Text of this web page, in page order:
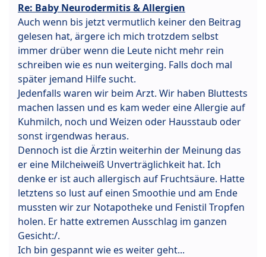
Re: Baby Neurodermitis & Allergien
Auch wenn bis jetzt vermutlich keiner den Beitrag
gelesen hat, ärgere ich mich trotzdem selbst
immer drüber wenn die Leute nicht mehr rein
schreiben wie es nun weiterging. Falls doch mal
später jemand Hilfe sucht.
Jedenfalls waren wir beim Arzt. Wir haben Bluttests
machen lassen und es kam weder eine Allergie auf
Kuhmilch, noch und Weizen oder Hausstaub oder
sonst irgendwas heraus.
Dennoch ist die Ärztin weiterhin der Meinung das
er eine Milcheiweiß Unverträglichkeit hat. Ich
denke er ist auch allergisch auf Fruchtsäure. Hatte
letztens so lust auf einen Smoothie und am Ende
mussten wir zur Notapotheke und Fenistil Tropfen
holen. Er hatte extremen Ausschlag im ganzen
Gesicht:/.
Ich bin gespannt wie es weiter geht...